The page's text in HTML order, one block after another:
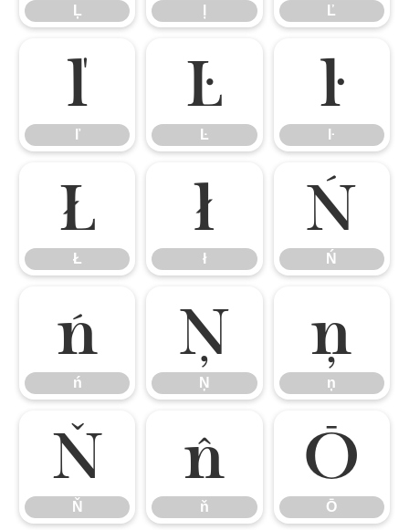
Ļ Ľ
ľ
ľ
Ŀ
Ŀ
ŀ
ŀ
Ł
Ł
ł
ł
Ń
Ń
ń
ń
Ņ
Ņ
ņ
ņ
Ň
Ň
ň
ň
Ō
Ō